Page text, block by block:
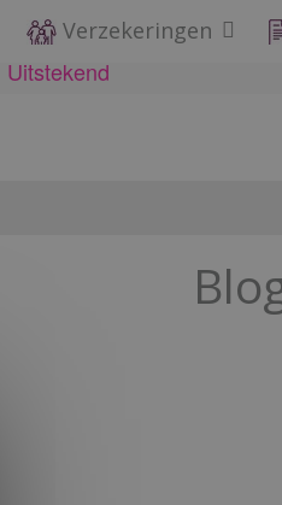
Verzekeringen